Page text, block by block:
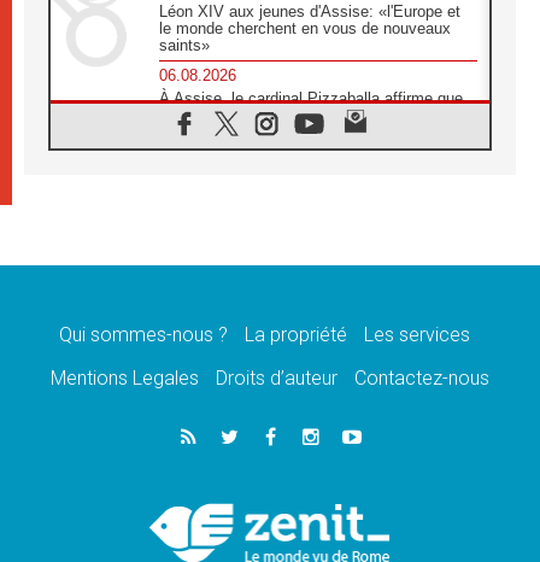
Léon XIV aux jeunes d'Assise: «l'Europe et
le monde cherchent en vous de nouveaux
saints»
06.08.2026
À Assise, le cardinal Pizzaballa affirme que
«les chrétiens veulent la paix»
06.08.2026
message de paix et de dignité humaine»
«La visite du Pape en Uruguay renforcera
05.08.2026
Le nonce en Ukraine: «Il est inquiétant
Léon XIV au Pérou, une lueur d'espoir pour
un peuple en quête de paix
Qui sommes-nous ? La propriété
Les services
Mentions Legales
Droits d’auteur Contactez-nous